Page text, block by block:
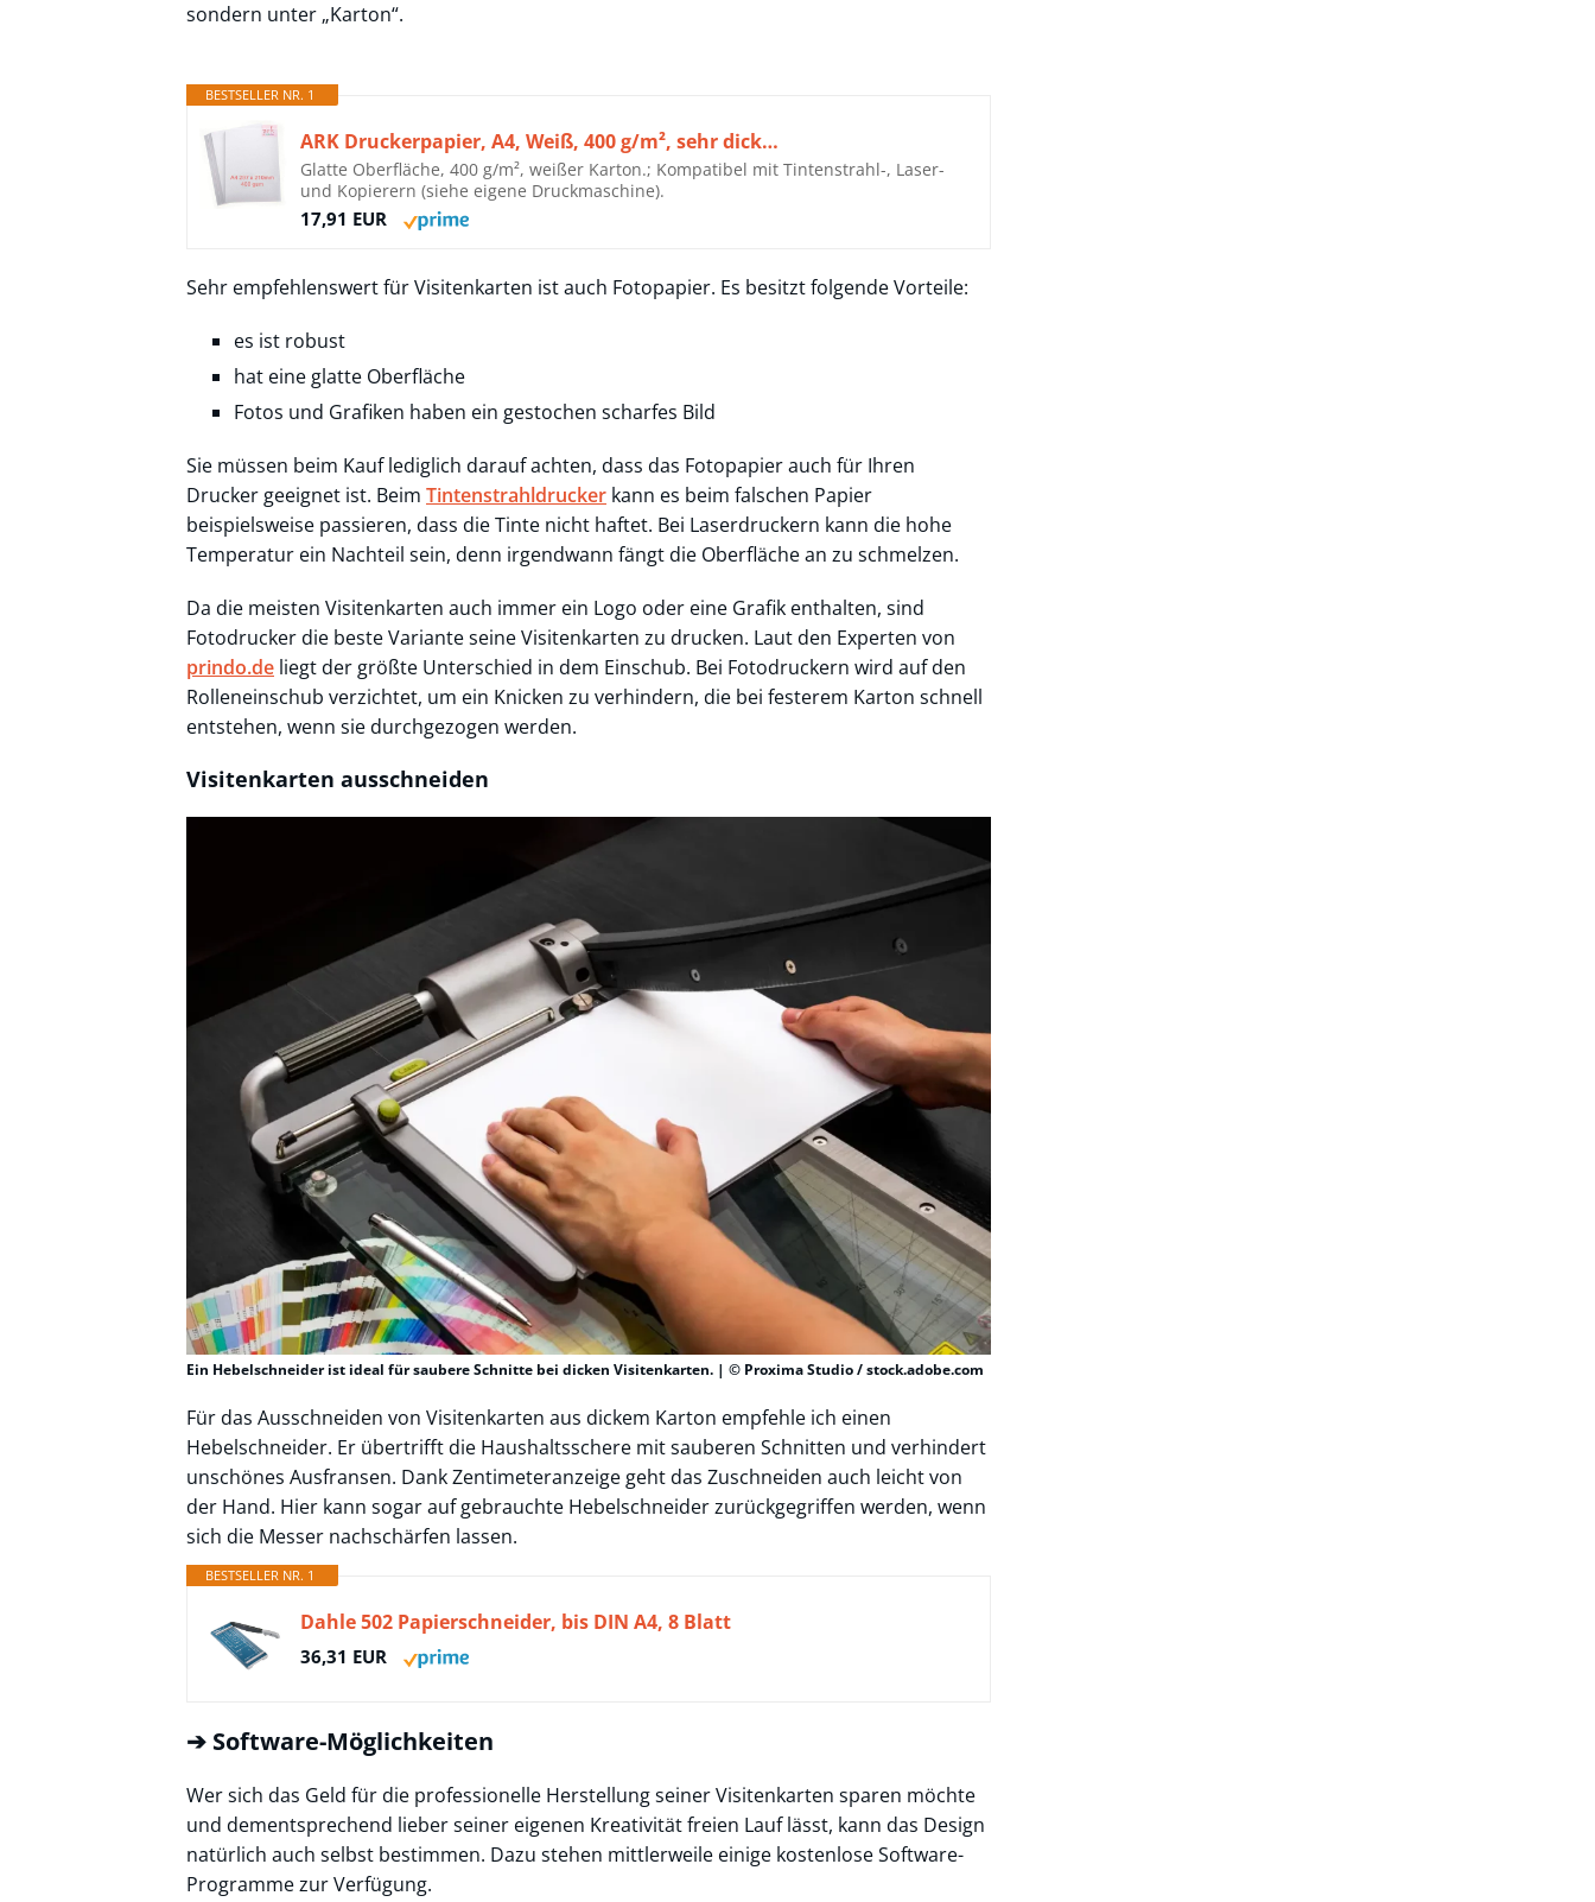
sondern unter „Karton“.
BESTSELLER NR. 1
ARK Druckerpapier, A4, Weiß, 400 g/m², sehr dick…
Glatte Oberfläche, 400 g/m², weißer Karton.; Kompatibel mit Tintenstrahl-, Laser-
und Kopierern (siehe eigene Druckmaschine).
17,91 EUR
Sehr empfehlenswert für Visitenkarten ist auch Fotopapier. Es besitzt folgende Vorteile:
es ist robust
hat eine glatte Oberfläche
Fotos und Grafiken haben ein gestochen scharfes Bild
Sie müssen beim Kauf lediglich darauf achten, dass das Fotopapier auch für Ihren
Drucker geeignet ist. Beim Tintenstrahldrucker kann es beim falschen Papier
beispielsweise passieren, dass die Tinte nicht haftet. Bei Laserdruckern kann die hohe
Temperatur ein Nachteil sein, denn irgendwann fängt die Oberfläche an zu schmelzen.
Da die meisten Visitenkarten auch immer ein Logo oder eine Grafik enthalten, sind
Fotodrucker die beste Variante seine Visitenkarten zu drucken. Laut den Experten von
prindo.de liegt der größte Unterschied in dem Einschub. Bei Fotodruckern wird auf den
Rolleneinschub verzichtet, um ein Knicken zu verhindern, die bei festerem Karton schnell
entstehen, wenn sie durchgezogen werden.
Visitenkarten ausschneiden
Ein Hebelschneider ist ideal für saubere Schnitte bei dicken Visitenkarten. | © Proxima Studio / stock.adobe.com
Für das Ausschneiden von Visitenkarten aus dickem Karton empfehle ich einen
Hebelschneider. Er übertrifft die Haushaltsschere mit sauberen Schnitten und verhindert
unschönes Ausfransen. Dank Zentimeteranzeige geht das Zuschneiden auch leicht von
der Hand. Hier kann sogar auf gebrauchte Hebelschneider zurückgegriffen werden, wenn
sich die Messer nachschärfen lassen.
BESTSELLER NR. 1
Dahle 502 Papierschneider, bis DIN A4, 8 Blatt
36,31 EUR
➔ Software-Möglichkeiten
Wer sich das Geld für die professionelle Herstellung seiner Visitenkarten sparen möchte
und dementsprechend lieber seiner eigenen Kreativität freien Lauf lässt, kann das Design
natürlich auch selbst bestimmen. Dazu stehen mittlerweile einige kostenlose Software-
Programme zur Verfügung.